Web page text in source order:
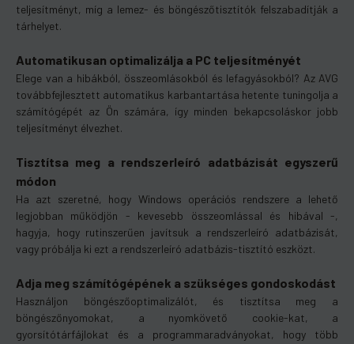
teljesítményt, míg a lemez- és böngészőtisztítók felszabadítják a
tárhelyet.
Automatikusan optimalizálja a PC teljesítményét
Elege van a hibákból, összeomlásokból és lefagyásokból? Az AVG
továbbfejlesztett automatikus karbantartása hetente tuningolja a
számítógépét az Ön számára, így minden bekapcsoláskor jobb
teljesítményt élvezhet.
Tisztítsa meg a rendszerleíró adatbázisát egyszerű
módon
Ha azt szeretné, hogy Windows operációs rendszere a lehető
legjobban működjön - kevesebb összeomlással és hibával -,
hagyja, hogy rutinszerűen javítsuk a rendszerleíró adatbázisát,
vagy próbálja ki ezt a rendszerleíró adatbázis-tisztító eszközt.
Adja meg számítógépének a szükséges gondoskodást
Használjon böngészőoptimalizálót, és tisztítsa meg a
böngészőnyomokat, a nyomkövető cookie-kat, a
gyorsítótárfájlokat és a programmaradványokat, hogy több